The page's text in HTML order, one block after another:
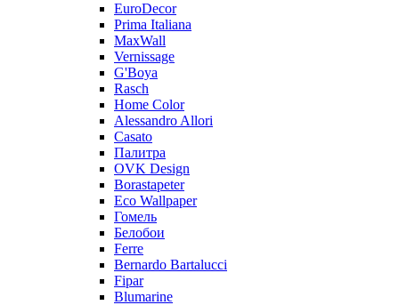
EuroDecor
Prima Italiana
MaxWall
Vernissage
G'Boya
Rasch
Home Color
Alessandro Allori
Casato
Палитра
OVK Design
Borastapeter
Eco Wallpaper
Гомель
Белобои
Ferre
Bernardo Bartalucci
Fipar
Blumarine